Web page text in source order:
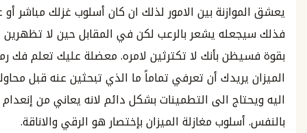
بين الامور لذلك ان كان أسلوب غزلك مباشر أو عدائي
يشعر بالرعب لكن في المقابل حين لا تظهرين عاطفتك
بأنك لا تكترثين لامره. معضلة عليك تعلم فك رموزها.
أن تعرفي تماماً ما الذي تبحثين عنه قبل محاولة التقرب
الى التطمينات بشكل دائم لانه يعاني من إنعدام الثقة
مغازلة الميزان بإختصار هو الرقي والاناقة.